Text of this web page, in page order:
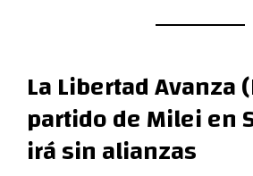
La Libertad Avanza
partido de Milei en
irá sin alianzas